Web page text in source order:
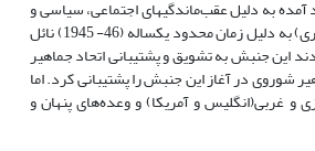
به دلیل عقب‌ماندگیهای اجتماعی، سیاسی و
اقتصادی این منطقه و عدم اصلاحات ارضی، آموزشی و بهداشتی بوده است. با وجود اینکه این جنبش به هدف اصلی خود (خودمختاری) به دلیل زمان محدود یکساله (46- 1945) نائل
این جنبش به تشویق و پشتیبانی اتحاد جماهیر
شوروی در آغاز این جنبش را پشتیبانی کرد. اما
غربی(انگلیس و آمریکا) و وعده‌های پنهان و